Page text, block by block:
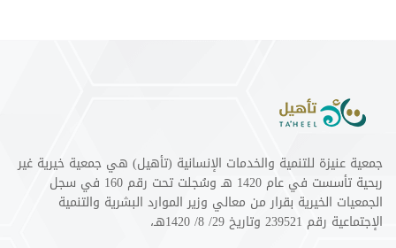
جمعية عنيزة للتنمية والخدمات الإنسانية (تأهيل) هي جمعية خيرية غير
ربحية تأسست في عام 1420 هـ وسُجلت تحت رقم 160 في سجل
الجمعيات الخيرية بقرار من معالي وزير الموارد البشرية والتنمية
الإجتماعية رقم 239521 وتاريخ 29/ 8/ 1420هـ،